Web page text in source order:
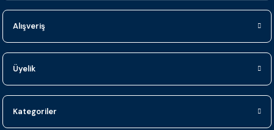
Alışveriş
Üyelik
Kategoriler